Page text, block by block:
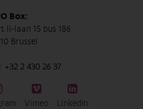
Box:
II-laan 15 bus 186
Brussel
+32 2 430 26 37
Vimeo LinkedIn